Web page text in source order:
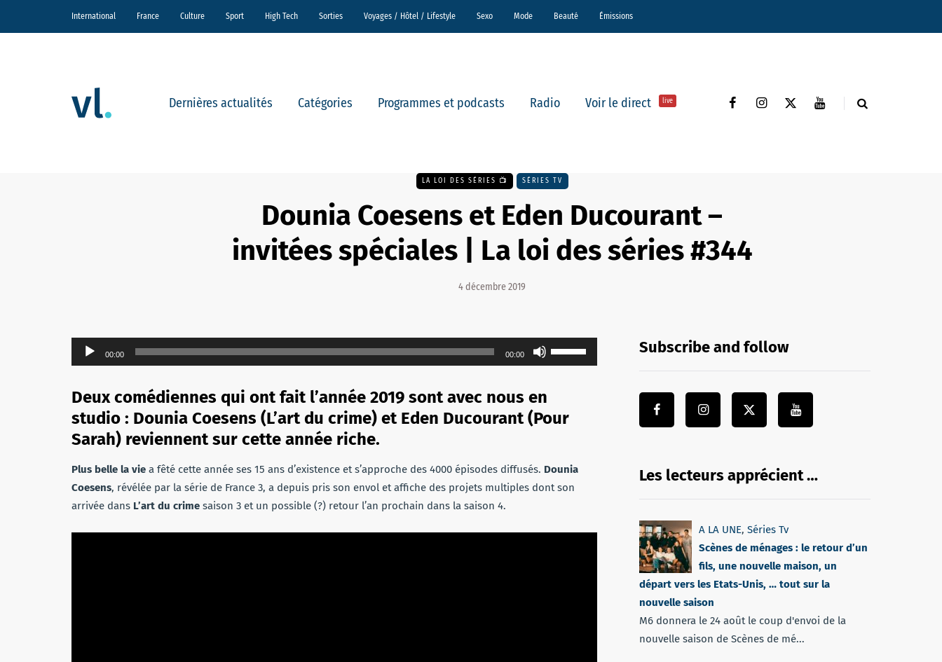
International France Culture Sport High Tech Sorties Voyages / Hôtel / Lifestyle Sexo Mode Beauté Émissions
Dernières actualités Catégories Programmes et podcasts Radio Voir le direct live
LA LOI DES SÉRIES 📺 SÉRIES TV
Dounia Coesens et Eden Ducourant –
invitées spéciales | La loi des séries #344
4 décembre 2019
Lecteur
audio
00:00 00:00
les
pour
diminuer
le
Deux comédiennes qui ont fait l’année 2019 sont avec nous en
studio : Dounia Coesens (L’art du crime) et Eden Ducourant (Pour
Sarah) reviennent sur cette année riche.
Plus belle la vie a fêté cette année ses 15 ans d’existence et s’approche des 4000 épisodes diffusés. Dounia
Coesens, révélée par la série de France 3, a depuis pris son envol et affiche des projets multiples dont son
arrivée dans L’art du crime saison 3 et un possible (?) retour l’an prochain dans la saison 4.
Subscribe and follow
Les lecteurs apprécient …
A LA UNE, Séries Tv
Scènes de ménages : le retour d’un
fils, une nouvelle maison, un
départ vers les Etats-Unis, … tout sur la
nouvelle saison
M6 donnera le 24 août le coup d'envoi de la
nouvelle saison de Scènes de mé...